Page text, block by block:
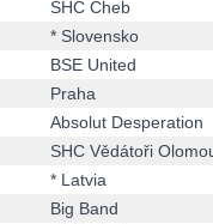
SHC Cheb
* Slovensko
BSE United
Praha
Absolut Desperation
SHC Vědátoři
* Latvia
Big Band